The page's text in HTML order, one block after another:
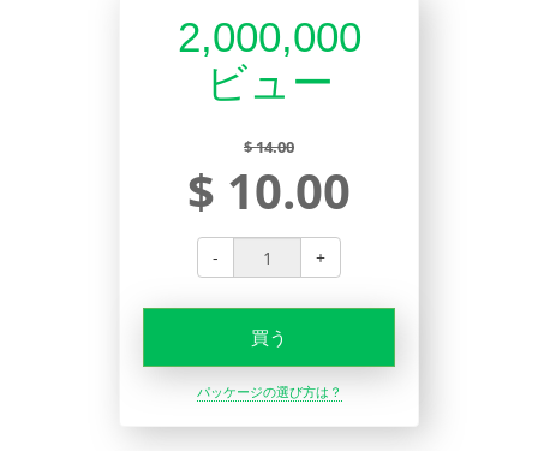
2,000,000
ビュー
$ 14.00
$ 10.00
- +
買う
パッケージの選び方は？